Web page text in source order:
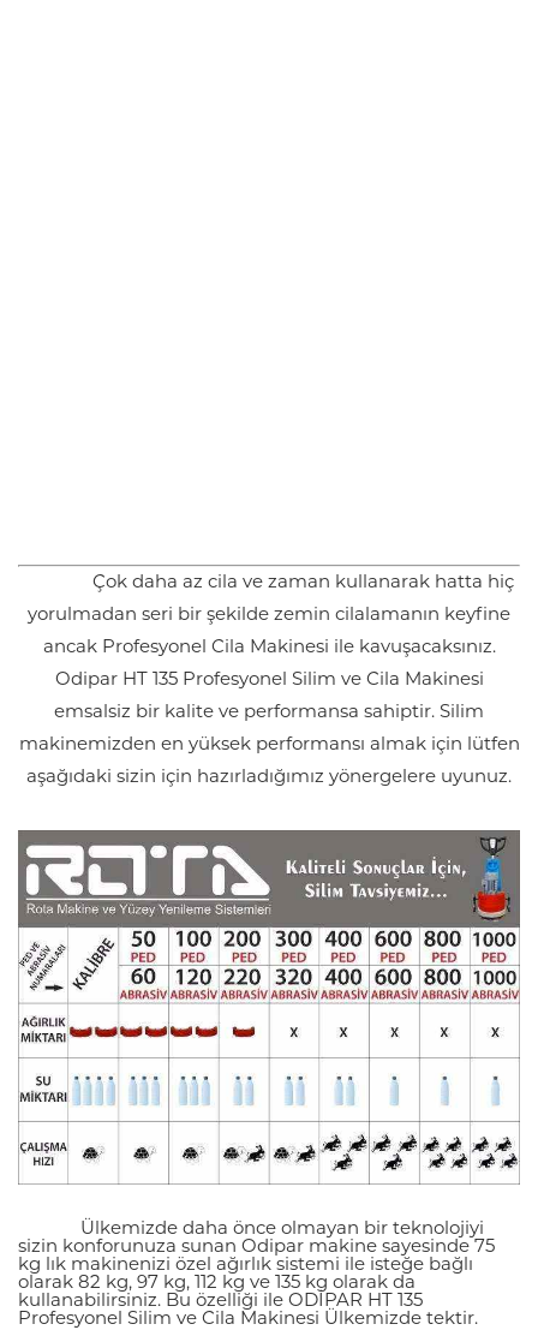
Çok daha az cila ve zaman kullanarak hatta hiç
yorulmadan seri bir şekilde zemin cilalamanın keyfine
ancak Profesyonel Cila Makinesi ile kavuşacaksınız.
Odipar HT 135 Profesyonel Silim ve Cila Makinesi
emsalsiz bir kalite ve performansa sahiptir. Silim
makinemizden en yüksek performansı almak için lütfen
aşağıdaki sizin için hazırladığımız yönergelere uyunuz.
Ülkemizde daha önce olmayan bir teknolojiyi
sizin konforunuza sunan Odipar makine sayesinde 75
kg lık makinenizi özel ağırlık sistemi ile isteğe bağlı
olarak 82 kg, 97 kg, 112 kg ve 135 kg olarak da
kullanabilirsiniz. Bu özelliği ile ODİPAR HT 135
Profesyonel Silim ve Cila Makinesi Ülkemizde tektir.